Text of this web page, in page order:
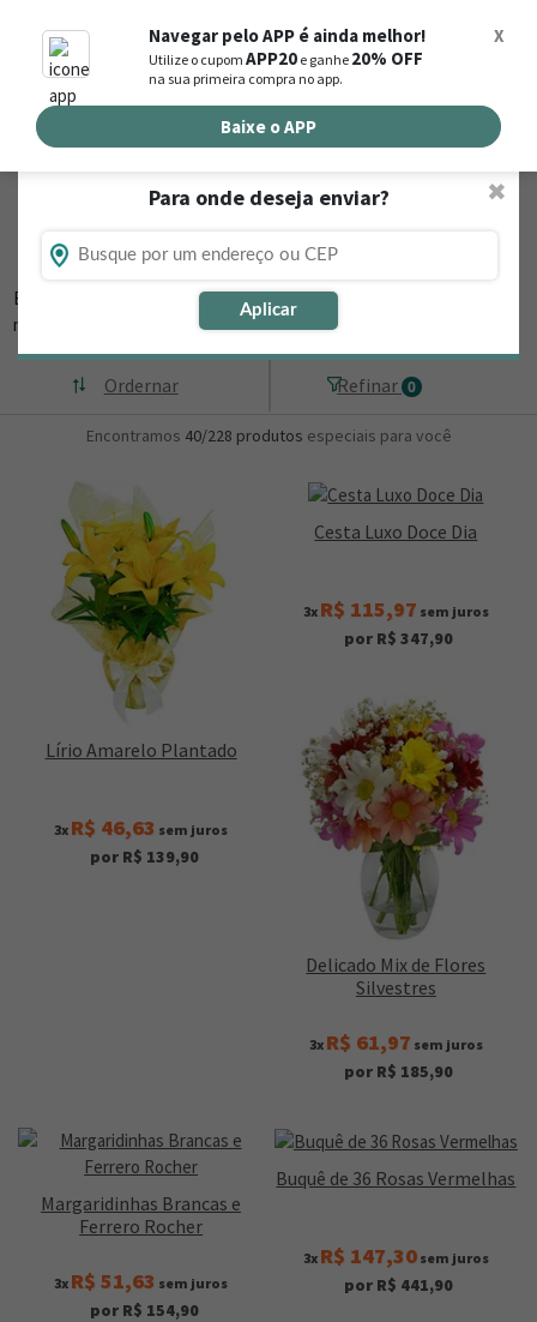
Navegar pelo APP é ainda melhor!
Utilize o cupomAPP20 e ganhe 20% OFF
na sua primeira compra no app.
X
Baixe o APP
Busca de produtos
Buscar por endereço de entrega
Para onde deseja enviar?
Aplicar
✖
Flores, Cestas e Presentes em Caapiranga
- AM
Está procurando loja de presente online em Caapiranga - AM? Então,
navegue na Nova
Refinar 0
Ordernar
Encontramos 40/228 produtos especiais para você
Lírio Amarelo Plantado
3x R$ 46,63 sem juros
por R$ 139,90
Cesta Luxo Doce Dia
3x R$ 115,97 sem juros
por R$ 347,90
Delicado Mix de Flores
Silvestres
3x R$ 61,97 sem juros
por R$ 185,90
Margaridinhas Brancas e
Ferrero Rocher
3x R$ 51,63 sem juros
por R$ 154,90
Buquê de 36 Rosas Vermelhas
3x R$ 147,30sem juros
por R$ 441,90